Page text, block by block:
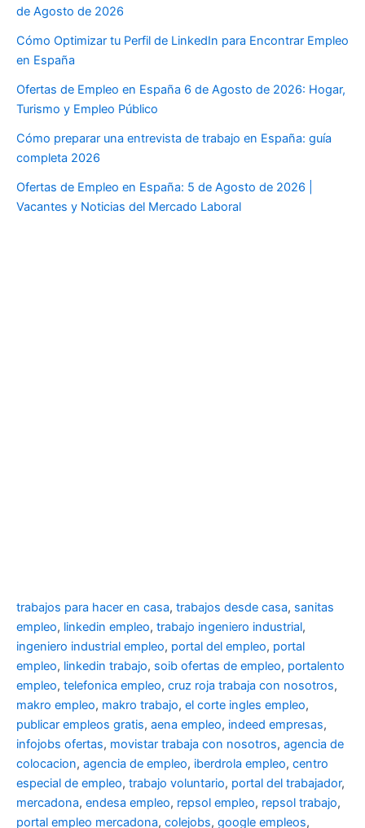
de Agosto de 2026
Cómo Optimizar tu Perfil de LinkedIn para Encontrar Empleo
en España
Ofertas de Empleo en España 6 de Agosto de 2026: Hogar,
Turismo y Empleo Público
Cómo preparar una entrevista de trabajo en España: guía
completa 2026
Ofertas de Empleo en España: 5 de Agosto de 2026 |
Vacantes y Noticias del Mercado Laboral
trabajos para hacer en casa, trabajos desde casa, sanitas
empleo, linkedin empleo, trabajo ingeniero industrial,
ingeniero industrial empleo, portal del empleo, portal
empleo, linkedin trabajo, soib ofertas de empleo, portalento
empleo, telefonica empleo, cruz roja trabaja con nosotros,
makro empleo, makro trabajo, el corte ingles empleo,
publicar empleos gratis, aena empleo, indeed empresas,
infojobs ofertas, movistar trabaja con nosotros, agencia de
colocacion, agencia de empleo, iberdrola empleo, centro
especial de empleo, trabajo voluntario, portal del trabajador,
mercadona, endesa empleo, repsol empleo, repsol trabajo,
portal empleo mercadona, colejobs, google empleos,